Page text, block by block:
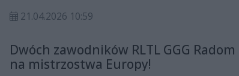
Abbasovem.
21.04.2026 10:59
Dwóch zawodników RLTL GGG
na mistrzostwa Europy!